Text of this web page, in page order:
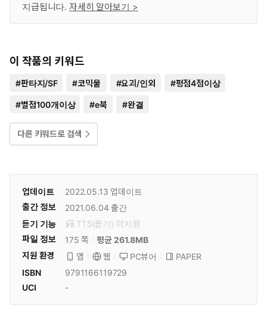
지급됩니다. 자세히 알아보기 >
이 작품의 키워드
#판타지/SF #코믹물 #요괴/인외 #평점4점이상
#별점100개이상 #e북 #완결
다른 키워드로 검색
업데이트 2022.05.13 업데이트
출간 정보
2021.06.04 출간
듣기 기능
TTS(듣기) 미 지원
파일 정보
175 쪽
평균 261.8MB
지원 환경
앱 웹 PC뷰어
PAPER
ISBN
9791166119729
UCI
-